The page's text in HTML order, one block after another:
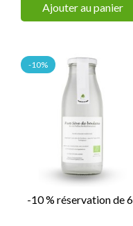
Ajouter au panier
-10 % réservation de
-10%